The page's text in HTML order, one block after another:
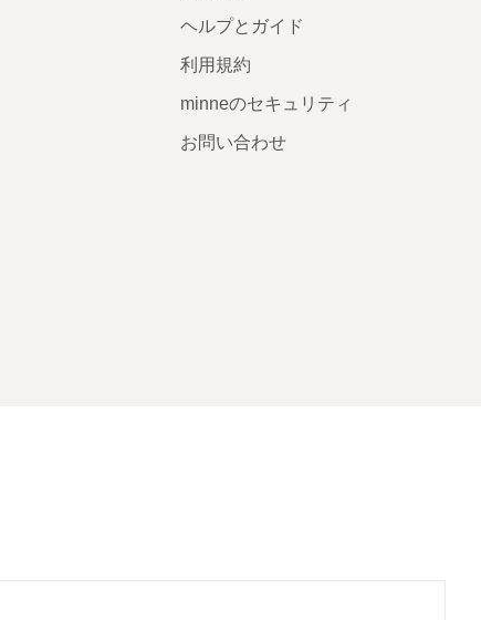
ヘルプとガイド
利用規約
minneのセキュリティ
お問い合わせ